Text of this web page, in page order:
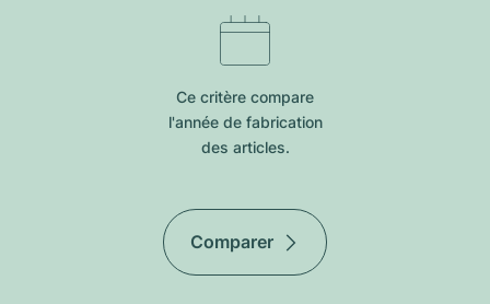
Ce critère compare
l'année de fabrication
des articles.
Comparer